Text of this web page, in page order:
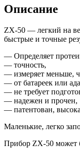
Описание
ZX-50 — легкий на
быстрые и точные
— Определяет
— точность,
— измеряет меньше,
— от батареек или
— не требует
— надежен и прочен,
— патентован,
Маленькие, легко
Прибор ZX-50 может